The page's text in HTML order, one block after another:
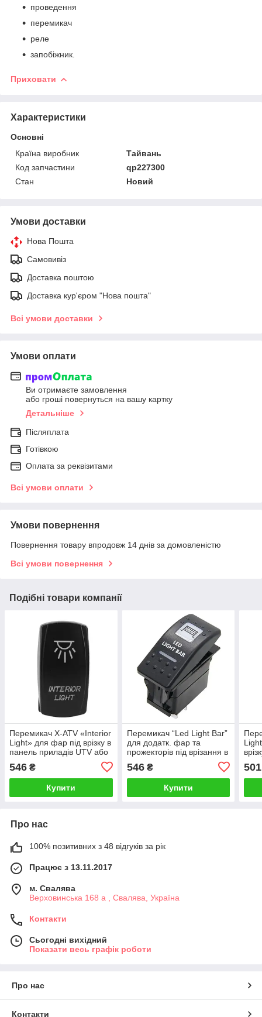
проведення
перемикач
реле
запобіжник.
Приховати
Характеристики
Основні
Країна виробник
Тайвань
Код запчастини
qp227300
Стан
Новий
Умови доставки
Нова Пошта
Самовивіз
Доставка поштою
Доставка кур'єром "Нова пошта"
Всі умови доставки
Умови оплати
Ви отримаєте замовлення
або гроші повернуться на вашу картку
Детальніше
Післяплата
Готівкою
Оплата за реквізитами
Всі умови оплати
Умови повернення
Повернення товару впродовж 14 днів за домовленістю
Всі умови повернення
Подібні товари компанії
Перемикач X-ATV «Interior
Light» для фар під врізку в
панель приладів UTV або
546 ₴
Купити
Перемикач “Led Light Bar”
для додатк. фар та
прожекторів під врізання в
панель приладів UTV або
позашляховиків
546₴
Купити
SW-
501
Про нас
100% позитивних з 48 відгуків за рік
Працює з 13.11.2017
м. Свалява
Верховинська 168 а , Свалява, Україна
Контакти
Сьогодні вихідний
Показати весь графік роботи
Про нас
Контакти